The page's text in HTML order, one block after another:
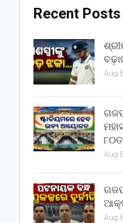
Recent Posts
Aug
Aug
Aug